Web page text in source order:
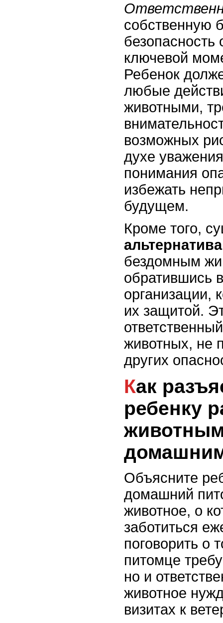
собственную
ключевой
Ребенок
любые
животными,
возможных
духе
понимания
избежать
будущем.
Кроме того,
альтернатива
бездомным
обратившись
организации,
их защитой.
животных, не
других
Как разъяснить
ребенку
Объясните
домашний
животное, о
заботиться
поговорить о
питомце
но и
животное
визитах к